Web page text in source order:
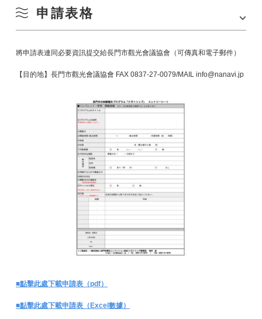
申請表格
將申請表連同必要資訊提交給長門市觀光會議協會（可傳真和電子郵件）
【目的地】長門市觀光會議協會 FAX 0837-27-0079/MAIL info@nanavi.jp
■點擊此處下載申請表（pdf）
■點擊此處下載申請表（Excel數據）